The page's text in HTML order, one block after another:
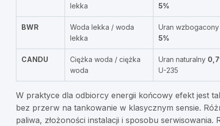
lekka
5%
BWR
Woda lekka / woda
lekka
Uran wzbogacony
5%
CANDU
Ciężka woda / ciężka
woda
Uran naturalny
U-235
W praktyce dla odbiorcy energii końcowy efekt jest
bez przerw na tankowanie w klasycznym sensie.
paliwa, złożoności instalacji i sposobu serwisowania.